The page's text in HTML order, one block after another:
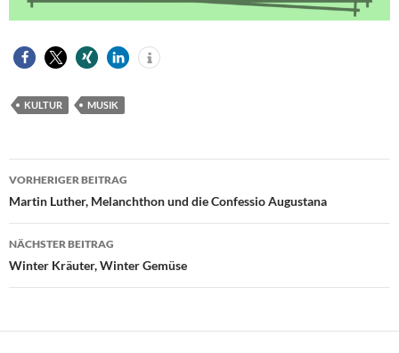
KULTUR MUSIK
Beitragsnavigation
VORHERIGER BEITRAG
Martin Luther, Melanchthon und die Confessio Augustana
NÄCHSTER BEITRAG
Winter Kräuter, Winter Gemüse